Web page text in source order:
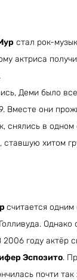
стал рок-
актриса
Деми было
Вместе они
снялись в
хитом
считается
году актёр
Эспозито.
почти